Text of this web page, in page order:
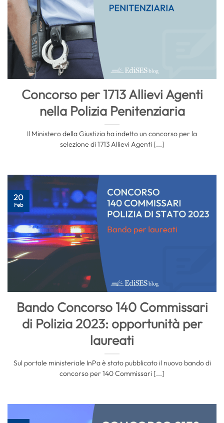
Concorso per 1713 Allievi Agenti
nella Polizia Penitenziaria
Il Ministero della Giustizia ha indetto un concorso per la
selezione di 1713 Allievi Agenti [...]
Bando Concorso 140 Commissari
di Polizia 2023: opportunità per
laureati
Sul portale ministeriale InPa è stato pubblicato il nuovo bando di
concorso per 140 Commissari [...]
20
Feb